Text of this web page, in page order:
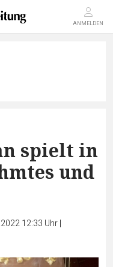
ANMELDEN
spielt in
und
12:33 Uhr|